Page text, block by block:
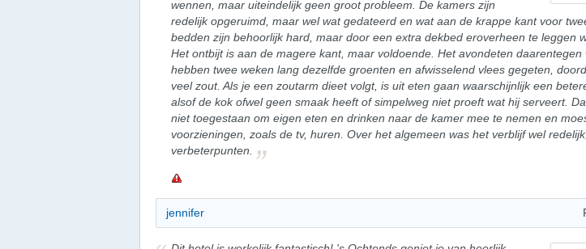
wennen, maar uiteindelijk geen groot probleem. De kamers zijn
redelijk opgeruimd, maar wel wat gedateerd en wat aan de krappe kant voor
bedden zijn behoorlijk hard, maar door een extra dekbed eroverheen te leggen
Het ontbijt is aan de magere kant, maar voldoende. Het avondeten daarentegen
hebben twee weken lang dezelfde groenten en afwisselend vlees gegeten,
veel zout. Als je een zoutarm dieet volgt, is uit eten gaan waarschijnlijk een
alsof de kok ofwel geen smaak heeft of simpelweg niet proeft wat hij serveert.
niet toegestaan om eigen eten en drinken naar de kamer mee te nemen en
voorzieningen, zoals de tv, huren. Over het algemeen was het verblijf wel
verbeterpunten.
jennifer